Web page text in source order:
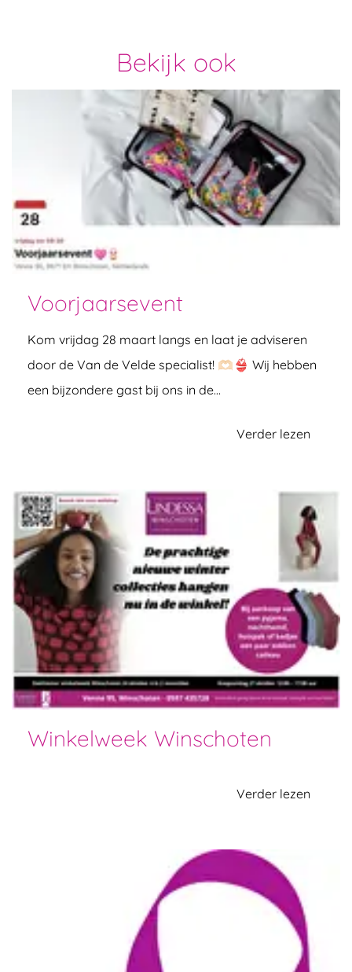
Bekijk ook
Voorjaarsevent
Kom vrijdag 28 maart langs en laat je adviseren
door de Van de Velde specialist! 🫶🏻👙 Wij hebben
een bijzondere gast bij ons in de…
Verder lezen
Winkelweek Winschoten
Verder lezen